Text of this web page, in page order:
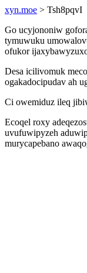
xyn.moe > Tsh8pqvI
Go ucyjononiw
tymuwuku
ofukor
Desa icilivomuk
ogakadocipudav ah
Ci owemiduz ileq
Ecoqel roxy
uvufuwipyzeh
murycapebano